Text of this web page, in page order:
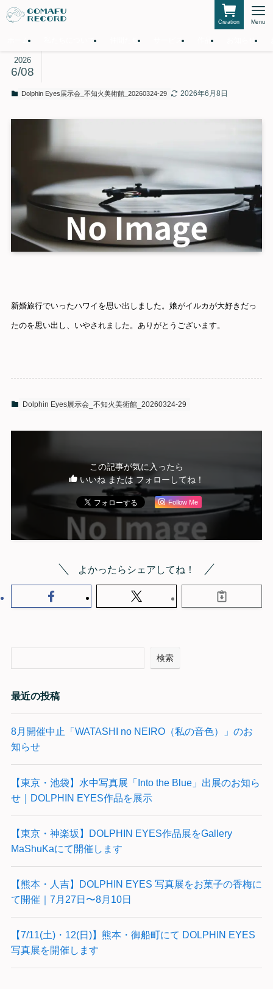
Creation Menu
ホーム 私たちについて 仲間たち サービス 作品 お知らせ
2026
6/08
Dolphin Eyes展示会_不知火美術館_20260324-29 2026年6月8日
新婚旅行でいったハワイを思い出しました。娘がイルカが大好きだっ
たのを思い出し、いやされました。ありがとうございます。
Dolphin Eyes展示会_不知火美術館_20260324-29
この記事が気に入ったら
いいね または フォローしてね！
Follow Me
よかったらシェアしてね！
検索
最近の投稿
8月開催中止「WATASHI no NEIRO（私の音色）」のお
知らせ
【東京・池袋】水中写真展「Into the Blue」出展のお知ら
せ｜DOLPHIN EYES作品を展示
【東京・神楽坂】DOLPHIN EYES作品展をGallery
MaShuKaにて開催します
【熊本・人吉】DOLPHIN EYES 写真展をお菓子の香梅に
て開催｜7月27日〜8月10日
【7/11(土)・12(日)】熊本・御船町にて DOLPHIN EYES
写真展を開催します